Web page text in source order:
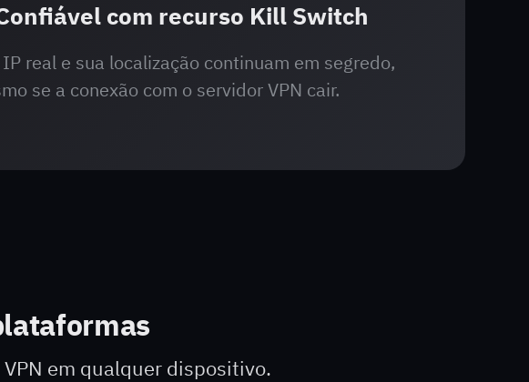
com recurso Kill Switch
IP real e sua localização continuam em segredo,
se a conexão com o servidor VPN cair.
em qualquer dispositivo.